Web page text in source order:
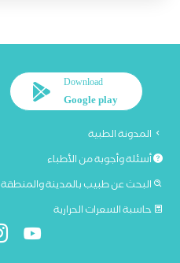
Download
Google play
المدونة الطبية
أسئلة وأجوبة من الأطباء
البحث عن طبيب بالمدينة والمنطقة
حاسبة السعرات الحرارية